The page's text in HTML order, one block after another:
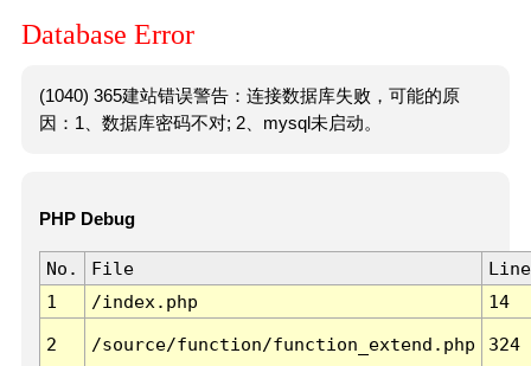
Database Error
(1040) 365建站错误警告：连接数据库失败，可能的原
因：1、数据库密码不对; 2、mysql未启动。
PHP Debug
No. File
Line
1
/index.php 14
2 /source/function/function_extend.php 324